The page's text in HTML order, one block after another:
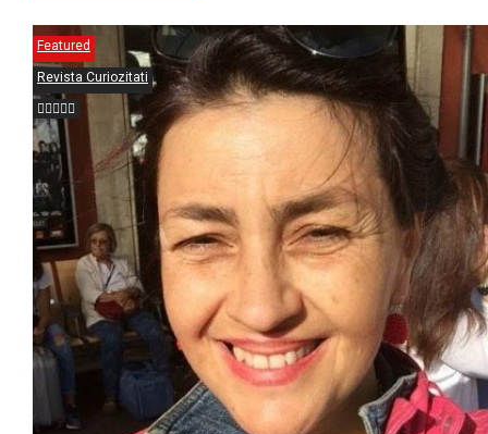
Featured
Revista Curiozitati